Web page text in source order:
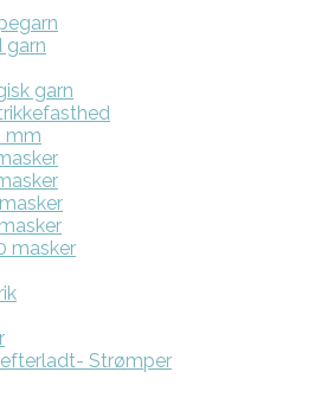
garn
garn
mm
masker
Strømper